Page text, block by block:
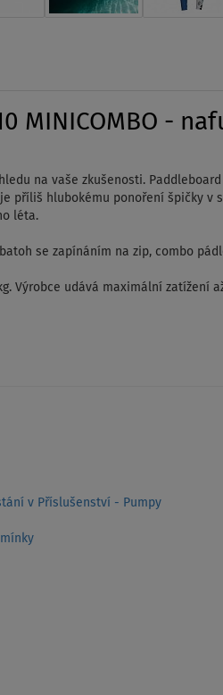
MINICOMBO -
na vaše zkušenosti.
příliš hlubokému ponoření špičky v
léta.
se zapínáním na zip, combo
Výrobce udává maximální zatížení
v Příslušenství - Pumpy